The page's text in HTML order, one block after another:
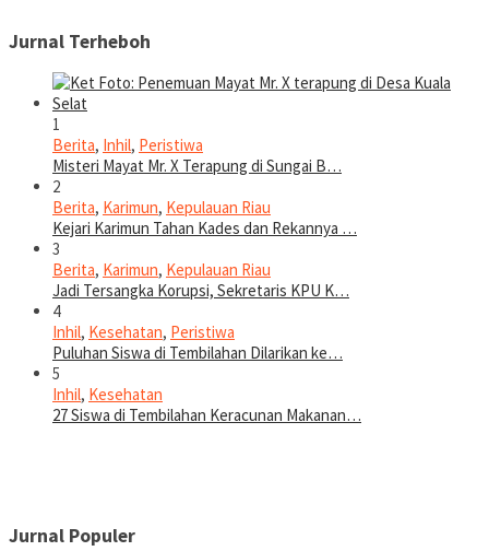
Jurnal Terheboh
1
Berita, Inhil, Peristiwa
Misteri Mayat Mr. X Terapung di Sungai B…
2
Berita, Karimun, Kepulauan Riau
Kejari Karimun Tahan Kades dan Rekannya …
3
Berita, Karimun, Kepulauan Riau
Jadi Tersangka Korupsi, Sekretaris KPU K…
4
Inhil, Kesehatan, Peristiwa
Puluhan Siswa di Tembilahan Dilarikan ke…
5
Inhil, Kesehatan
27 Siswa di Tembilahan Keracunan Makanan…
Jurnal Populer